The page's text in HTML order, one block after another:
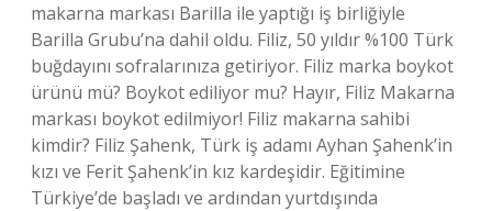
makarna markası Barilla ile yaptığı iş birliğiyle
Barilla Grubu’na dahil oldu. Filiz, 50 yıldır %100 Türk
buğdayını sofralarınıza getiriyor. Filiz marka boykot
ürünü mü? Boykot ediliyor mu? Hayır, Filiz Makarna
markası boykot edilmiyor! Filiz makarna sahibi
kimdir? Filiz Şahenk, Türk iş adamı Ayhan Şahenk’in
kızı ve Ferit Şahenk’in kız kardeşidir. Eğitimine
Türkiye’de başladı ve ardından yurtdışında